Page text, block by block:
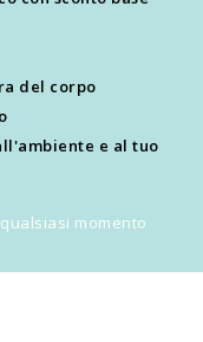
del corpo
e al tuo
momento